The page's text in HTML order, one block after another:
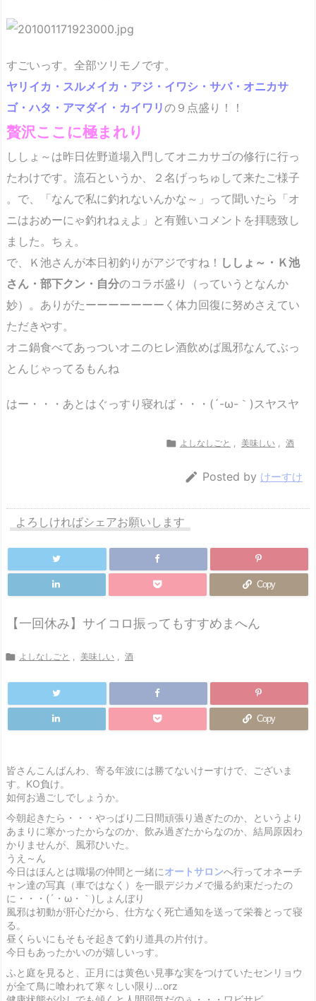
すごいっす。全部ツリモノです。
ヤリイカ・スルメイカ・アジ・イワシ・サバ・オニカサ
ゴ・ハタ・アマダイ・カイワリの９点盛り！！
贅沢ここに極まれり
ししょ～は昨日佐野道場入門してオニカサゴの修行に行っ
たわけです。流石というか、２名げっちゅして来たご様子
。で、「なんで私に釣れないんかな～」って聞いたら「オ
ニはおめーにゃ釣れねぇよ」と有難いコメントを拝聴致し
ました 。ちぇ。
で、Ｋ池さんが本日初釣りがアジですね！ ししょ～・Ｋ池
さん・部下クン・自分のコラボ盛り（っていうとなんか
妙）。ありがたーーーーーーーく体力回復に努めさえてい
ただきやす。
オニ鍋食べてあっついオニのヒレ酒飲めば風邪なんてぶっ
とんじゃってるもんね
はー・・・あとはぐっすり寝れば・・・(´-ω-｀)スヤスヤ
 よしなしごと , 美味しい , 酒
 Posted by けーすけ
よろしければシェアお願いします
Copy
【一回休み】サイコロ振ってもすすめまへん
 よしなしごと , 美味しい , 酒
Copy
皆さんこんばんわ、寄る年波には勝てないけーすけで、ございま
す。KO負け。
如何お過ごしでしょうか。
今朝起きたら・・・やっぱり二日間頑張り過ぎたのか、というより
あまりに寒かったからなのか、飲み過ぎたからなのか、結局原因わ
かりませんが、風邪ひいた。
うえ～ん
今日はほんとは職場の仲間と一緒にオートサロンへ行ってオネーチ
ャン達の写真（車ではなく）を一眼デジカメで撮る約束だったの
に・・・(´・ω・｀)しょんぼり
風邪は初動が肝心だから、仕方なく死亡通知を送って栄養とって寝
る。
昼くらいにもそもそ起きて釣り道具の片付け。
今日もあったかいのが嬉しいっす。
ふと庭を見ると、正月には黄色い見事な実をつけていたセンリョウ
が全て鳥に喰われて寒々しい限り…orz